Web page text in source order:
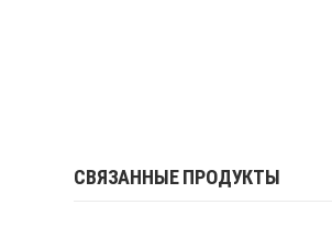
СВЯЗАННЫЕ ПРОДУКТЫ